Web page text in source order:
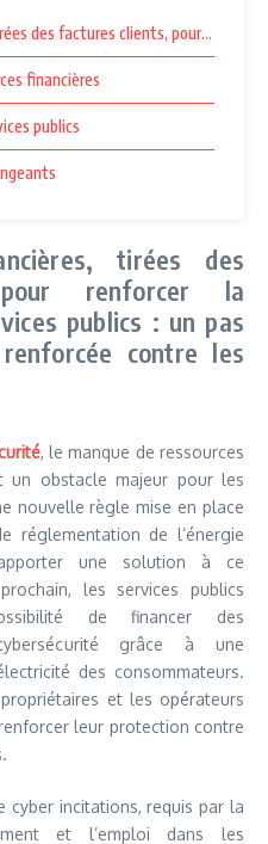
des factures clients, pour
financières
publics
tirées des
renforcer la
publics : un pas
contre les
, le manque de ressources
un obstacle majeur pour les
nouvelle règle mise en place
réglementation de l’énergie
une solution à ce
les services publics
de financer des
grâce à une
des consommateurs.
et les opérateurs
leur protection contre
cyber incitations, requis par la
et l’emploi dans les